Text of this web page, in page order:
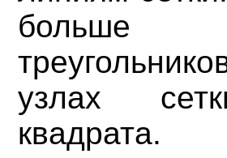
больше
узлах
квадрата.